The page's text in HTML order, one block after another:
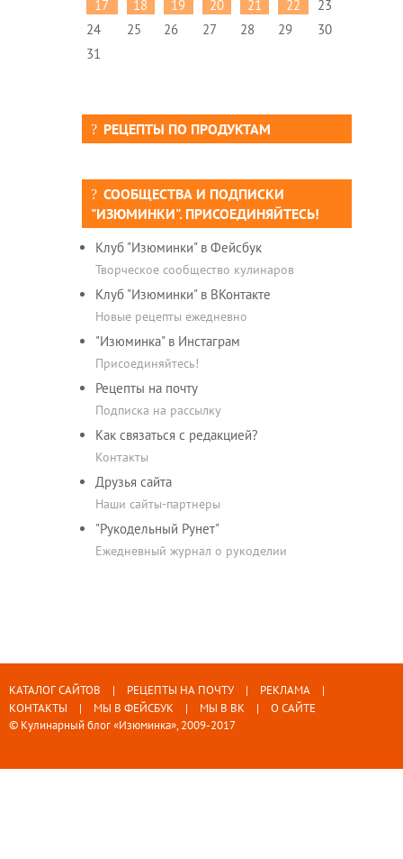
17
18 19 20 21 22
23
24
25 26 27 28 29
30
31
РЕЦЕПТЫ ПО ПРОДУКТАМ
СООБЩЕСТВА И ПОДПИСКИ
"ИЗЮМИНКИ". ПРИСОЕДИНЯЙТЕСЬ!
Клуб "Изюминки" в Фейсбук
Творческое сообщество кулинаров
Клуб "Изюминки" в ВКонтакте
Новые рецепты ежедневно
"Изюминка" в Инстаграм
Присоединяйтесь!
Рецепты на почту
Подписка на рассылку
Как связаться с редакцией?
Контакты
Друзья сайта
Наши сайты-партнеры
"Рукодельный Рунет"
Ежедневный журнал о рукоделии
КАТАЛОГ САЙТОВ РЕЦЕПТЫ НА ПОЧТУ
РЕКЛАМА
КОНТАКТЫ
МЫ В ФЕЙСБУК МЫ В ВК
О САЙТЕ
© Кулинарный блог «Изюминка», 2009-2017